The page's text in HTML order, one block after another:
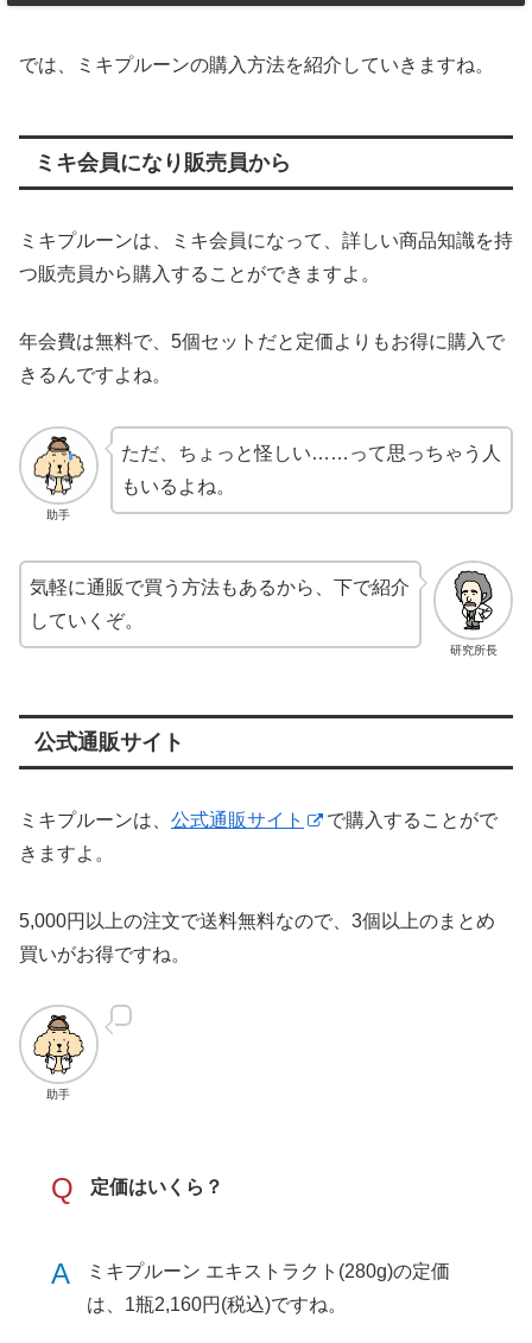
では、ミキプルーンの購入方法を紹介していきますね。
ミキ会員になり販売員から
ミキプルーンは、ミキ会員になって、詳しい商品知識を持
つ販売員から購入することができますよ。
年会費は無料で、5個セットだと定価よりもお得に購入で
きるんですよね。
助手
ただ、ちょっと怪しい……って思っちゃう人
もいるよね。
研究所長
気軽に通販で買う方法もあるから、下で紹介
していくぞ。
公式通販サイト
ミキプルーンは、 公式通販サイト
で購入することがで
きますよ。
5,000円以上の注文で送料無料なので、3個以上のまとめ
買いがお得ですね。
助手
Q 定価はいくら？
A
ミキプルーン エキストラクト(280g)の定価
は、1瓶2,160円(税込)ですね。